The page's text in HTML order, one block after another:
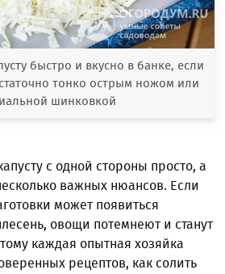
быстро и вкусно в банке, если
тонко острым ножом или
шинковкой
с одной стороны просто, а
важных нюансов. Если
может появиться
овощи потемнеют и станут
каждая опытная хозяйка
рецептов, как солить